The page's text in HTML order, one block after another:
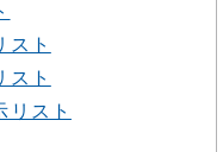
スト
スト
リスト